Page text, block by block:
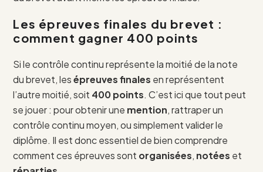
Les épreuves finales du brevet :
comment gagner 400 points
Si le contrôle continu représente la moitié de la note
du brevet, lesépreuves finales en représentent
l’autre moitié, soit 400 points. C’est ici que tout peut
se jouer : pour obtenir une mention, rattraper un
contrôle continu moyen, ou simplement valider le
diplôme. Il est donc essentiel de bien comprendre
comment ces épreuves sont organisées, notées et